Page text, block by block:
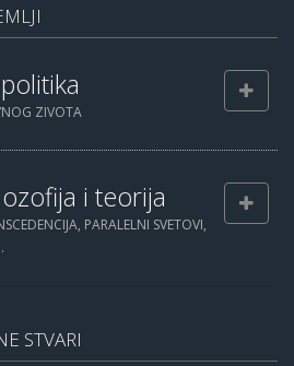
ZIVOTA
i teorija
PARALELNI SVETOVI,
STVARI